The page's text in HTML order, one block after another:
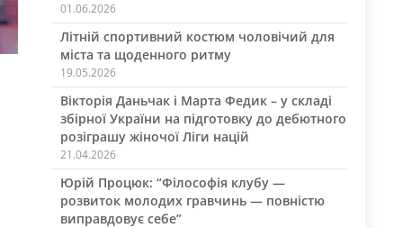
01.06.2026
Літній спортивний костюм чоловічий для
міста та щоденного ритму
19.05.2026
Вікторія Даньчак і Марта Федик – у складі
збірної України на підготовку до дебютного
розіграшу жіночої Ліги націй
21.04.2026
Юрій Процюк: “Філософія клубу —
розвиток молодих гравчинь — повністю
виправдовує себе”